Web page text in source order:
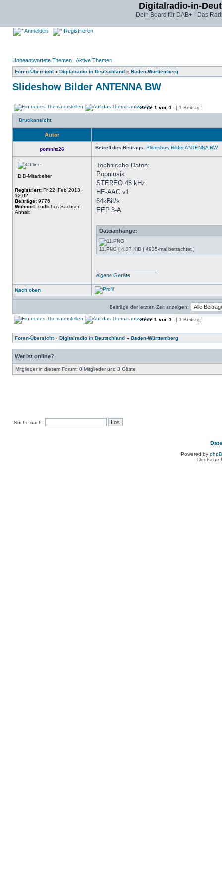
Digitalradio-in-
Dein Board für DAB+ - Das
Anmelden Registrieren
Unbeantwortete Themen | Aktive Themen
Foren-Übersicht» Digitalradio in Deutschland » Baden-Württemberg
Slideshow Bilder ANTENNA BW
Seite 1 von 1 [ 1 Beitrag ]
Druckansicht
Autor
pomnitz26 Betreff des Beitrags: Slideshow Bilder ANTENNA BW
DID-Mitarbeiter
Registriert: Fr 22. Feb 2013,
12:02
Beiträge: 9776
Wohnort: südliches Sachsen-
Anhalt
Technische Daten:
Popmusik
STEREO 48 kHz
HE-AAC v1
64kBit/s
EEP 3-A
Dateianhänge:
11.PNG [ 4.37 KiB | 4935-mal betrachtet ]
eigene Geräte
Nach oben
Beiträge der letzten Zeit anzeigen:
Seite 1 von 1 [ 1 Beitrag ]
Foren-Übersicht» Digitalradio in Deutschland » Baden-Württemberg
Wer ist online?
Mitglieder in diesem Forum: 0 Mitglieder und 3 Gäste
Suche nach:
Powered by
Deutsche